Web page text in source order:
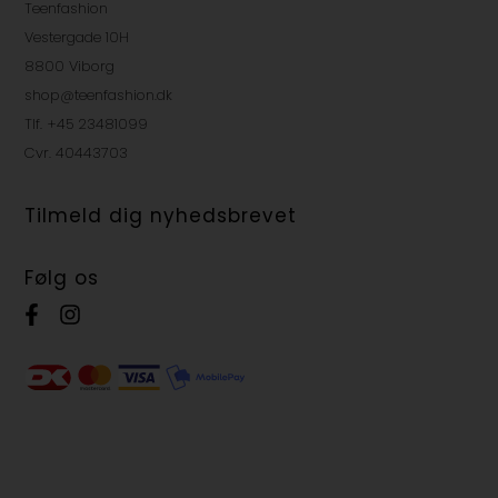
Teenfashion
Vestergade 10H
8800 Viborg
shop@teenfashion.dk
Tlf. +45 23481099
Cvr. 40443703
Tilmeld dig nyhedsbrevet
Følg os